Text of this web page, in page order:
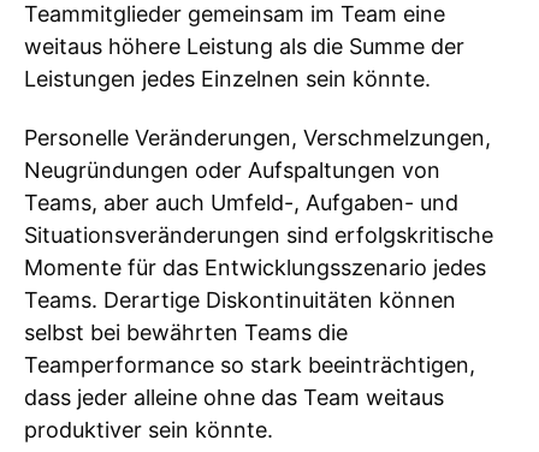
Teammitglieder gemeinsam im Team eine
weitaus höhere Leistung als die Summe der
Leistungen jedes Einzelnen sein könnte.
Personelle Veränderungen, Verschmelzungen,
Neugründungen oder Aufspaltungen von
Teams, aber auch Umfeld-, Aufgaben- und
Situationsveränderungen sind erfolgskritische
Momente für das Entwicklungsszenario jedes
Teams. Derartige Diskontinuitäten können
selbst bei bewährten Teams die
Teamperformance so stark beeinträchtigen,
dass jeder alleine ohne das Team weitaus
produktiver sein könnte.